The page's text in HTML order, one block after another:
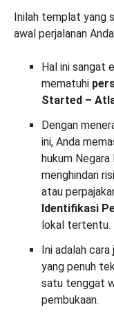
Inilah templat yang
awal perjalanan
Hal ini sangat
mematuhi
Started –
Dengan
ini, Anda
hukum
menghindari
atau
Identifikasi
lokal tertentu.
Ini adalah
yang penuh
satu tenggat
pembukaan.